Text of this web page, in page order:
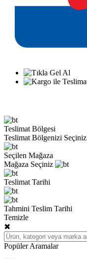
Teslimat Bölgesi
Teslimat Bölgenizi Seçiniz
Seçilen Mağaza
Mağaza Seçiniz
Teslimat Tarihi
Tahmini Teslim Tarihi
Temizle
✖
Popüler Aramalar